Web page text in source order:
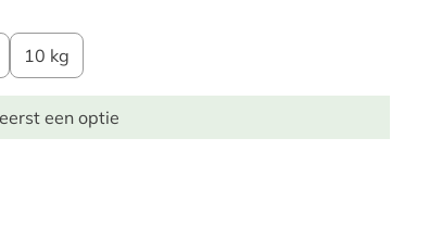
10 kg
een optie